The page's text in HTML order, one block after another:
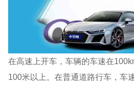
在高速上开车，车辆的车速在
100米以上。在普通道路行车，车